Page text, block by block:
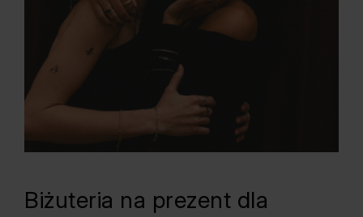
Biżuteria na prezent dla